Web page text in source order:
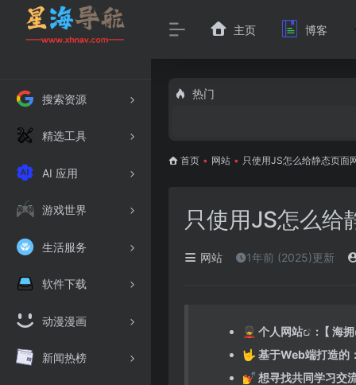
搜索资源
精选工具
AI 应用
游戏世界
生活服务
软件下载
动漫漫画
新闻热榜
主页 博客
热门
首页 • 网站 • 只使用JS怎么给静态页面
只使用JS怎么给
网站 1年前 (2025)更新
💂 个人网站 :【 海拥
🤟 基于Web端打造的
💅 想寻找共同学习交